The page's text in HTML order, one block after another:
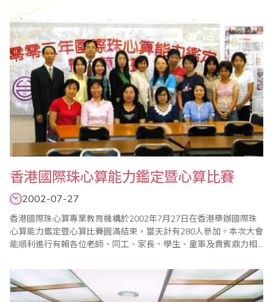
香港國際珠心算能力鑑定暨心算比賽
2002-07-27
香港國際珠心算專業教育機構於2002年7月27日在香港舉辦國際珠
心算能力鑑定暨心算比賽圓滿結束，當天計有280人參加。本次大會
能順利進行有賴各位老師、同工、家長、學生、童軍及貴賓鼎力相
大會主席由國珠董事局成員法律系博士兼外國註冊律師BENSON先
生擔任、副主席由英國特許公認會計師公會員梁金勝先生、台灣省
商業會珠算委員會委員劉錦萍女士擔任，並..